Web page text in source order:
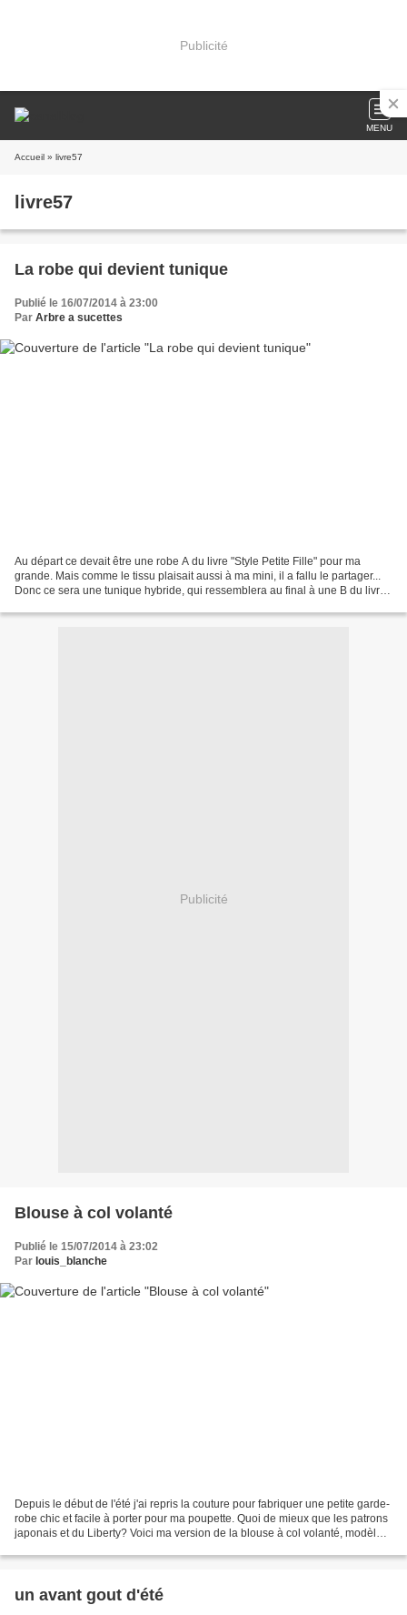
Publicité
MENU
Accueil » livre57
livre57
La robe qui devient tunique
Publié le 16/07/2014 à 23:00
Par Arbre a sucettes
Au départ ce devait être une robe A du livre "Style Petite Fille" pour ma
grande. Mais comme le tissu plaisait aussi à ma mini, il a fallu le partager...
Donc ce sera une tunique hybride, qui ressemblera au final à une B du livre
Publicité
Blouse à col volanté
Publié le 15/07/2014 à 23:02
Par louis_blanche
Depuis le début de l'été j'ai repris la couture pour fabriquer une petite garde-
robe chic et facile à porter pour ma poupette. Quoi de mieux que les patrons
japonais et du Liberty? Voici ma version de la blouse à col volanté, modèle
un avant gout d'été